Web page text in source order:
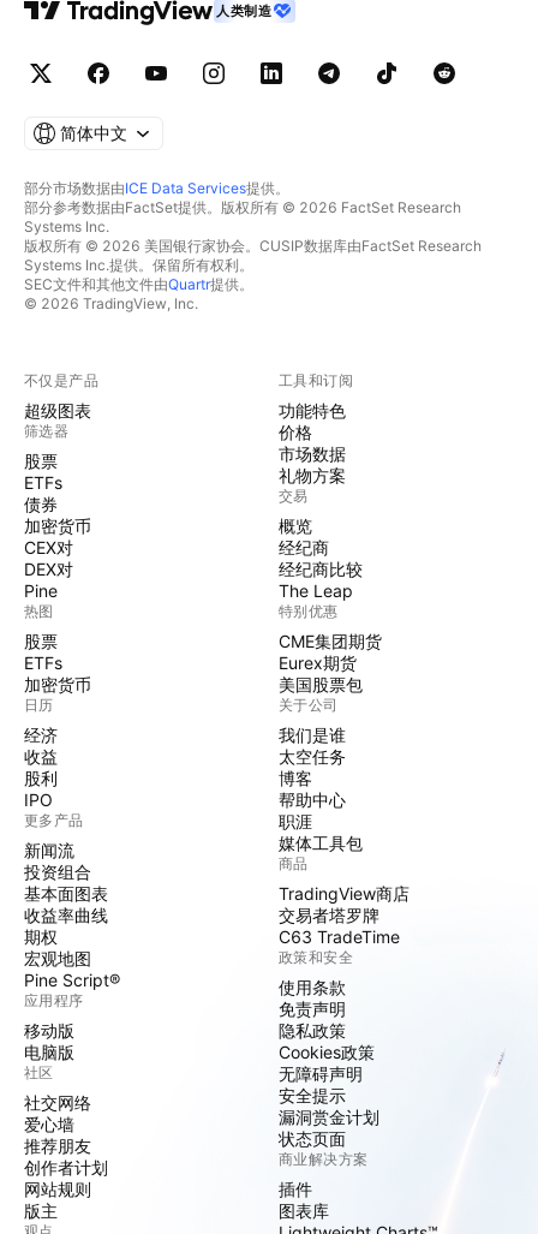
人类制造
简体中文
部分市场数据由ICE Data Services提供。
部分参考数据由FactSet提供。版权所有 © 2026 FactSet Research
Systems Inc.
版权所有 © 2026 美国银行家协会。CUSIP数据库由FactSet Research
Systems Inc.提供。保留所有权利。
SEC文件和其他文件由Quartr提供。
© 2026 TradingView, Inc.
不仅是产品
超级图表
筛选器
股票
ETFs
债券
加密货币
CEX对
DEX对
Pine
热图
股票
ETFs
加密货币
日历
经济
收益
股利
IPO
更多产品
新闻流
投资组合
基本面图表
收益率曲线
期权
宏观地图
Pine Script®
应用程序
移动版
电脑版
社区
社交网络
爱心墙
推荐朋友
创作者计划
网站规则
版主
工具和订阅
功能特色
价格
市场数据
礼物方案
交易
概览
经纪商
经纪商比较
The Leap
特别优惠
CME集团期货
Eurex期货
美国股票包
关于公司
我们是谁
太空任务
博客
帮助中心
职涯
媒体工具包
商品
TradingView商店
交易者塔罗牌
C63 TradeTime
政策和安全
使用条款
免责声明
隐私政策
Cookies政策
无障碍声明
安全提示
漏洞赏金计划
状态页面
商业解决方案
插件
图表库